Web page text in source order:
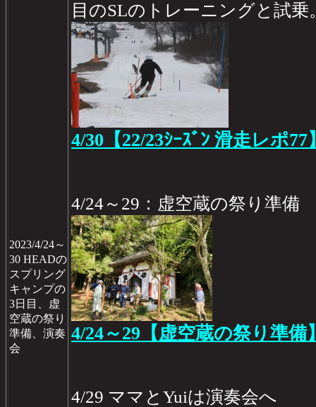
2023/4/24～
30 HEADの
スプリング
キャンプの
3日目、虚
空蔵の祭り
準備、演奏
会
目のSLのトレーニングと試乗
4/30【22/23ｼｰｽﾞﾝ 滑走レポ77
4/24～29：虚空蔵の祭り準備
4/24～29【虚空蔵の祭り準備
4/29 ママとYuiは演奏会へ